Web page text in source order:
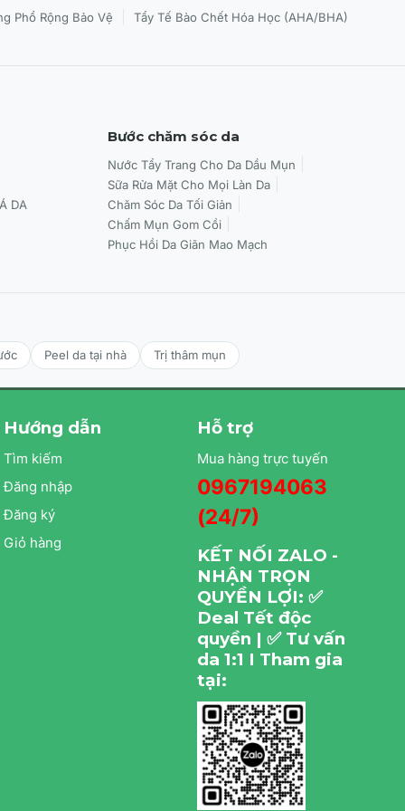
Phổ Rộng Bảo Vệ Tẩy Tế Bào Chết Hóa Học (AHA/BHA)
DA
Bước chăm sóc da
Nước Tẩy Trang Cho Da Dầu Mụn
Sữa Rửa Mặt Cho Mọi Làn Da
Chăm Sóc Da Tối Giản
Chấm Mụn Gom Cồi
Phục Hồi Da Giãn Mao Mạch
Peel da tại nhà Trị thâm mụn
Hướng dẫn
Tìm kiếm
Đăng nhập
Đăng ký
Giỏ hàng
Hỗ trợ
Mua hàng trực tuyến
0967194063
(24/7)
KẾT NỐI ZALO -
NHẬN TRỌN
QUYỀN LỢI: ✅
Deal Tết độc
quyền | ✅ Tư vấn
da 1:1 I Tham gia
tại: